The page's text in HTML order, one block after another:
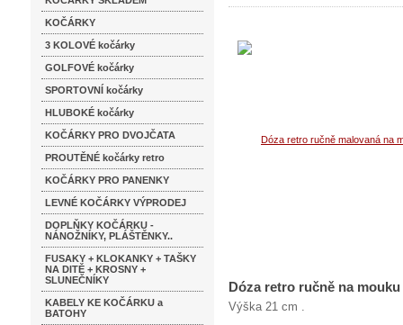
KOČÁRKY
3 KOLOVÉ kočárky
GOLFOVÉ kočárky
SPORTOVNÍ kočárky
HLUBOKÉ kočárky
KOČÁRKY PRO DVOJČATA
PROUTĚNÉ kočárky retro
KOČÁRKY PRO PANENKY
LEVNÉ KOČÁRKY VÝPRODEJ
DOPLŇKY KOČÁRKU -
NÁNOŽNÍKY, PLÁŠTĚNKY..
FUSAKY + KLOKANKY + TAŠKY
NA DITĚ + KROSNY +
SLUNEČNÍKY
KABELY KE KOČÁRKU a
BATOHY
Dóza retro ručně na
Výška 21 cm .